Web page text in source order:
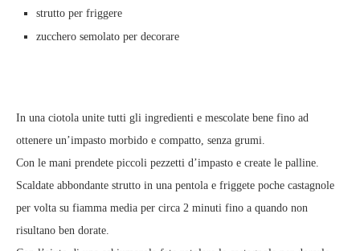
strutto per friggere
zucchero semolato per decorare
In una ciotola unite tutti gli ingredienti e mescolate bene fino ad
ottenere un’impasto morbido e compatto, senza grumi.
Con le mani prendete piccoli pezzetti d’impasto e create le palline.
Scaldate abbondante strutto in una pentola e friggete poche castagnole
per volta su fiamma media per circa 2 minuti fino a quando non
risultano ben dorate.